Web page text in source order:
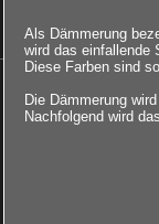
Als Dämmerung
wird das einfallende
Diese Farben sind
Die Dämmerung
Nachfolgend wird